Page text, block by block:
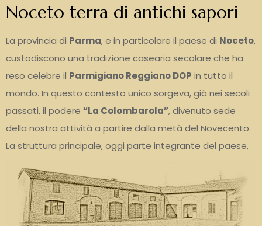
Noceto terra di antichi sapori
La provincia di Parma, e in particolare il paese di Noceto,
custodiscono una tradizione casearia secolare che ha
reso celebre il Parmigiano Reggiano DOP in tutto il
mondo. In questo contesto unico sorgeva, già nei secoli
passati, il podere “La Colombarola”, divenuto sede
della nostra attività a partire dalla metà del Novecento.
La struttura principale, oggi parte integrante del paese,
sua storia: da fornace a podere agricolo, fino a diventare
caseificio artigianalededicato alla produzione del
Parmigiano Reggiano. Ogni adattamento ha rafforzato il